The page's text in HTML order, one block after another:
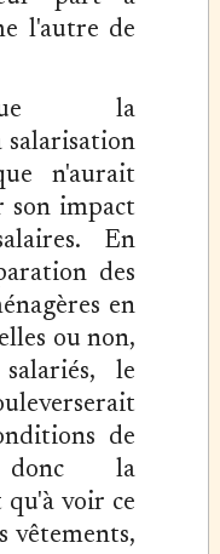
l'autre de
la
salarisation
n'aurait
son impact
En
des
en
ou non,
le
de
la
voir ce
vêtements,